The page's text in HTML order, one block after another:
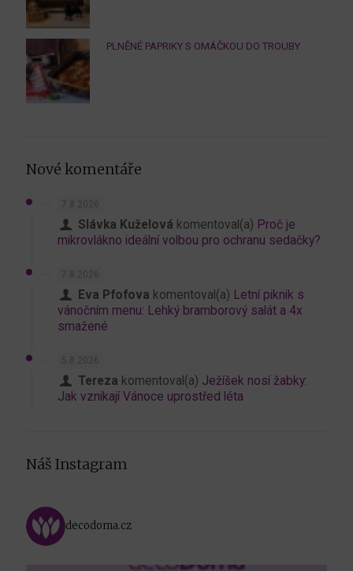
PLNĚNÉ PAPRIKY S OMÁČKOU DO TROUBY
Nové komentáře
7.8.2026
Slávka Kuželová komentoval(a) Proč je
mikrovlákno ideální volbou pro ochranu sedačky?
7.8.2026
Eva Pfofova komentoval(a)
Letní piknik s
vánočním menu: Lehký bramborový salát a 4x
smažené
5.8.2026
Tereza komentoval(a) Ježíšek nosí žabky:
Jak vznikají Vánoce uprostřed léta
Náš Instagram
decodoma.cz